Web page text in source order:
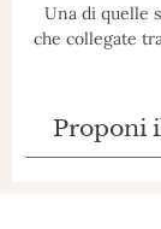
Una di quelle
che collegate
Proponi